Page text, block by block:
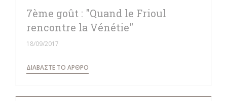
7ème goût : "Quand le Frioul
rencontre la Vénétie"
18/09/2017
ΔΙΑΒΆΣΤΕ ΤΟ ΆΡΘΡΟ